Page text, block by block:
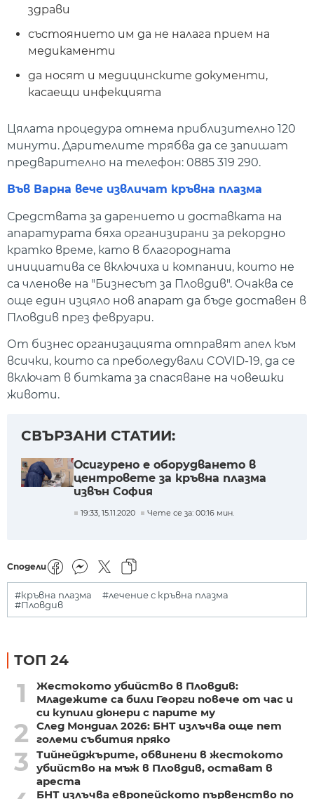
здрави
състоянието им да не налага прием на
медикаменти
да носят и медицинските документи,
касаещи инфекцията
Цялата процедура отнема приблизително 120
минути. Дарителите трябва да се запишат
предварително на телефон: 0885 319 290.
Във Варна вече извличат кръвна плазма
Средствата за дарението и доставката на
апаратурата бяха организирани за рекордно
кратко време, като в благородната
инициатива се включиха и компании, които не
са членове на "Бизнесът за Пловдив". Очаква се
още един изцяло нов апарат да бъде доставен в
Пловдив през февруари.
От бизнес организацията отправят апел към
всички, които са преболедували COVID-19, да се
включат в битката за спасяване на човешки
животи.
СВЪРЗАНИ СТАТИИ:
Осигурено е оборудването в
центровете за кръвна плазма
извън София
19:33, 15.11.2020 Чете се за: 00:16 мин.
Сподели
#кръвна плазма
#лечение с кръвна плазма
#Пловдив
ТОП 24
1
Жестокото убийство в Пловдив:
Младежите са били Георги повече от час и
си купили дюнери с парите му
2
След Мондиал 2026: БНТ излъчва още пет
големи събития пряко
3
Тийнейджърите, обвинени в жестокото
убийство на мъж в Пловдив, остават в
ареста
БНТ излъчва европейското първенство по